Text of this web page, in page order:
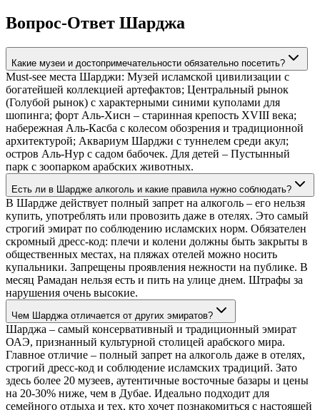
Вопрос-Ответ Шарджа
Какие музеи и достопримечательности обязательно посетить?
Must-see места Шарджи: Музей исламской цивилизации с
богатейшей коллекцией артефактов; Центральный рынок
(Голубой рынок) с характерными синими куполами для
шопинга; форт Аль-Хисн – старинная крепость XVIII века;
набережная Аль-Касба с колесом обозрения и традиционной
архитектурой; Аквариум Шарджи с туннелем среди акул;
остров Аль-Нур с садом бабочек. Для детей – Пустынный
парк с зоопарком арабских животных.
Есть ли в Шардже алкоголь и какие правила нужно соблюдать?
В Шардже действует полный запрет на алкоголь – его нельзя
купить, употреблять или провозить даже в отелях. Это самый
строгий эмират по соблюдению исламских норм. Обязателен
скромный дресс-код: плечи и колени должны быть закрыты в
общественных местах, на пляжах отелей можно носить
купальники. Запрещены проявления нежности на публике. В
месяц Рамадан нельзя есть и пить на улице днем. Штрафы за
нарушения очень высокие.
Чем Шарджа отличается от других эмиратов?
Шарджа – самый консервативный и традиционный эмират
ОАЭ, признанный культурной столицей арабского мира.
Главное отличие – полный запрет на алкоголь даже в отелях,
строгий дресс-код и соблюдение исламских традиций. Зато
здесь более 20 музеев, аутентичные восточные базары и цены
на 20-30% ниже, чем в Дубае. Идеально подходит для
семейного отдыха и тех, кто хочет познакомиться с настоящей